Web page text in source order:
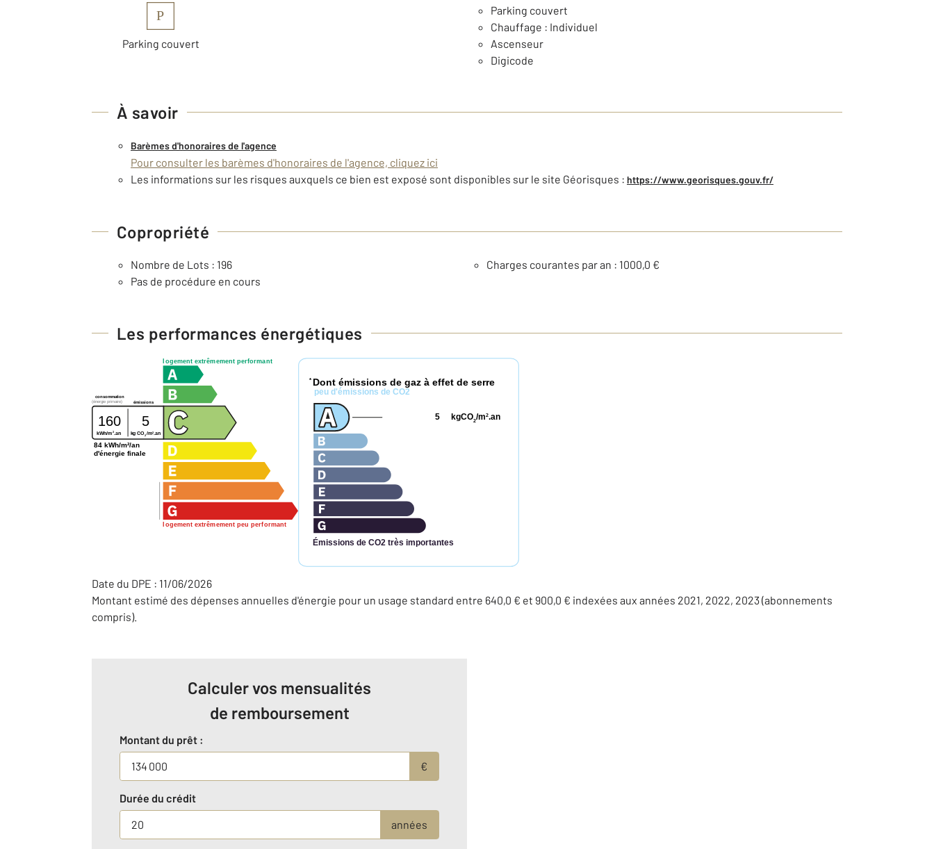
P
Parking couvert
Parking couvert
Chauffage : Individuel
Ascenseur
Digicode
À savoir
Barèmes d'honoraires de l'agence
Pour consulter les barèmes d'honoraires de l'agence, cliquez ici
Les informations sur les risques auxquels ce bien est exposé sont disponibles sur le site Géorisques : https://www.georisques.gouv.fr/
Copropriété
Nombre de Lots : 196
Charges courantes par an : 1000,0 €
Pas de procédure en cours
Les performances énergétiques
logement extrêmement performant
logement extrêmement peu performant
consommation
émissions
(énergie primaire)
160 5
kWh/m 2 .an kg CO2/m2 .an
84 kWh/m²/an
d'énergie finale
* Dont émissions de gaz à effet de serre
peu d'émissions de CO2
Émissions de CO2 très importantes
kgCO2/m2.an
5
Date du DPE : 11/06/2026
Montant estimé des dépenses annuelles d'énergie pour un usage standard entre 640,0 € et 900,0 € indexées aux années 2021, 2022, 2023 (abonnements
compris).
Calculer vos mensualités
de remboursement
Montant du prêt :
€
Durée du crédit
années